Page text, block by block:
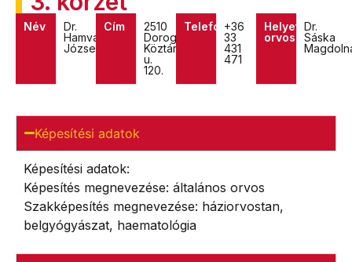
Név
Dr.
Hamvas
József
Cím
2510
Dorog,
Köztársaság
u.
120.
Telefon+36
33
431
471
Helyettes
orvos
Dr.
Sáska
Képesítési adatok
Képesítési adatok:
Képesítés megnevezése: általános orvos
Szakképesítés megnevezése: háziorvostan,
belgyógyászat, haematológia